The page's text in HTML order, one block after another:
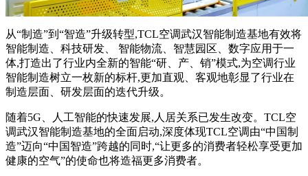
从“制造”到“智造”升级转型,TCL空调武汉智能制造基地有效将
智能制造、科技研发、 智能物流、智慧园区、数字应用于一
体,打造出了行业内全新的智能“研、产、销”模式,为空调行业
智能制造树立一枚新的标杆,更加直观、客观地彰显了行业在
制造层面、研发层面的迭代升级。
随着5G、人工智能的快速发展,人居关系已发生改变。TCL空
调武汉智能制造基地的全面启动,深度体现TCL空调由“中国制
造”迈向“中国智造”跨越的同时,“让更多的消费者轻松享受更加
健康的空气”的使命也将造福更多消费者。